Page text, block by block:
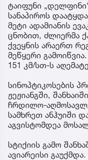
ტაიფუნი
სანაპიროს
მეტი ადამიანის
ცნობით, ძლიერმა
ქვეყნის არაერთ
მეწყერი
151 კმ/სთ-ს
სინოპტიკოსების
ჟეჟიანგში,
ჩრდილო-
სამხრეთ ანჰუიში
აგვისტომდეა
სტიქიის გამო
ავიარეისი გაუქმდა.